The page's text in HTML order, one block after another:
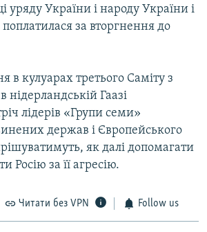
уряду України і народу України і
за вторгнення до
в кулуарах третього Саміту з
нідерландській Гаазі
лідерів «Групи семи»
держав і Європейського
як далі допомагати
Росію за її агресію.
Читати без VPN Follow us